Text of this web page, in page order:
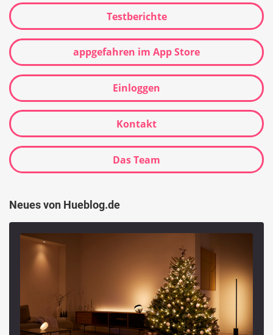
Testberichte
appgefahren im App Store
Einloggen
Kontakt
Das Team
Neues von Hueblog.de